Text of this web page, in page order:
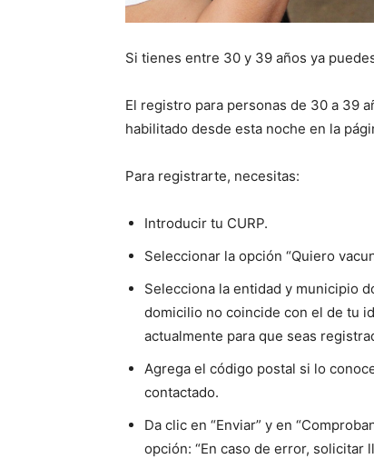
Si tienes entre 30 y 39 años ya
El registro para personas de 30 a 39
habilitado desde esta noche en la
Para registrarte, necesitas:
Introducir tu CURP.
Seleccionar la opción “Quiero
Selecciona la entidad y municipio
domicilio no coincide con el de tu
actualmente para que seas
Agrega el código postal si lo
contactado.
Da clic en “Enviar” y en
opción: “En caso de error, solicitar